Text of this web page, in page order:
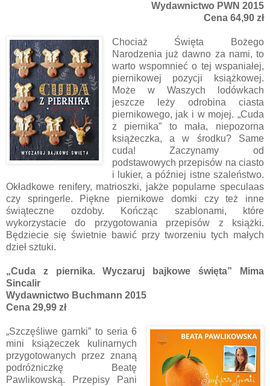
Wydawnictwo PWN 2015
Cena 64,90 zł
Chociaż Święta Bożego
Narodzenia już dawno za nami, to
warto wspomnieć o tej wspaniałej,
piernikowej pozycji książkowej.
Może w Waszych lodówkach
jeszcze leży odrobina ciasta
piernikowego, jak i w mojej. „Cuda
z piernika” to mała, niepozorna
książeczka, a w środku? Same
cuda! Zaczynamy od
podstawowych przepisów na ciasto
i lukier, a później istne szaleństwo.
Okładkowe renifery, matrioszki, jakże popularne speculaas
czy springerle. Piękne piernikowe domki czy też inne
świąteczne ozdoby. Kończąc szablonami, które
wykorzystacie do przygotowania przepisów z książki.
Będziecie się świetnie bawić przy tworzeniu tych małych
dzieł sztuki.
„Cuda z piernika. Wyczaruj bajkowe święta” Mima
Sincalir
Wydawnictwo Buchmann 2015
Cena 29,99 zł
„Szczęśliwe garnki” to seria 6
mini książeczek kulinarnych
przygotowanych przez znaną
podróżniczkę Beatę
Pawlikowską. Przepisy Pani